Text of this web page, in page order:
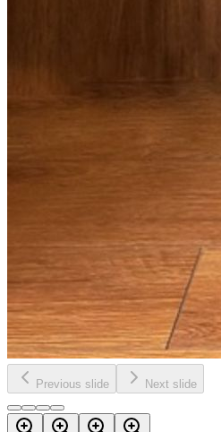
Previous slide Next slide